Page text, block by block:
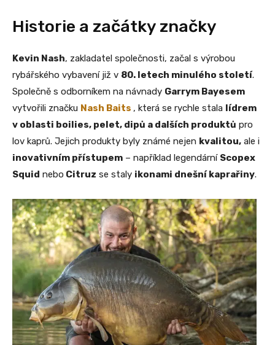
Historie a začátky značky
Kevin Nash, zakladatel společnosti, začal s výrobou
rybářského vybavení již v 80. letech minulého století.
Společně s odborníkem na návnady Garrym Bayesem
vytvořili značku Nash Baits , která se rychle stala lídrem
v oblasti boilies, pelet, dipů a dalších produktů pro
lov kaprů. Jejich produkty byly známé nejen kvalitou, ale i
inovativním přístupem – například legendární Scopex
Squid nebo Citruz se staly ikonami dnešní kaprařiny.